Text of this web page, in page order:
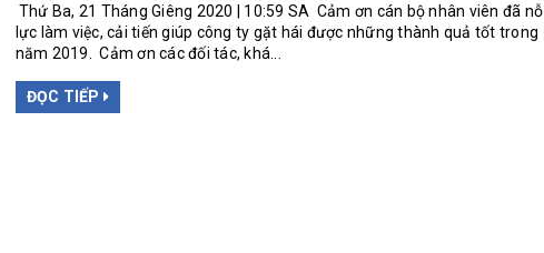
Thứ Ba, 21 Tháng Giêng 2020 | 10:59 SA Cảm ơn cán bộ nhân viên đã nỗ
lực làm việc, cải tiến giúp công ty gặt hái được những thành quả tốt trong
năm 2019. Cảm ơn các đối tác, khá...
ĐỌC TIẾP